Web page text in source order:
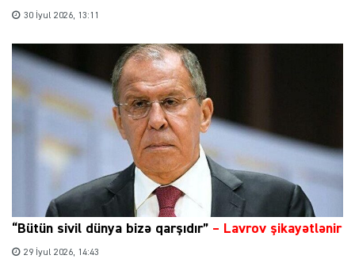
30 İyul 2026, 13:11
“Bütün sivil dünya bizə qarşıdır” – Lavrov şikayətlənir
29 İyul 2026, 14:43